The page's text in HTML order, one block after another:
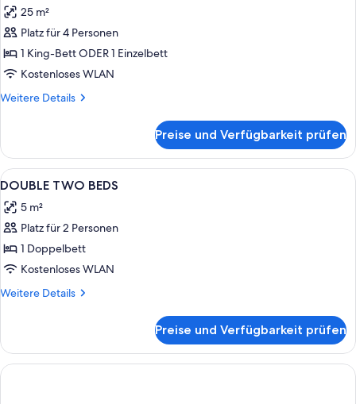
für
Familienzimmer
anzeigen
25 m²
Platz für 4 Personen
1 King-Bett ODER 1 Einzelbett
Kostenloses WLAN
Weitere Details
Weitere
Preise und Verfügbarkeit prüfen
Alle
Fotos
für
DOUBLE
TWO
BEDS
anzeigen
Daunenbettdecken, Zimmersafe,
8
DOUBLE TWO BEDS
5 m²
Platz für 2 Personen
1 Doppelbett
Kostenloses WLAN
Weitere Details
Weitere
TWO
BEDS
Preise und Verfügbarkeit prüfen